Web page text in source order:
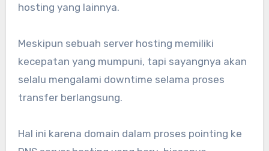
hosting yang lainnya.
Meskipun sebuah server hosting memiliki
kecepatan yang mumpuni, tapi sayangnya akan
selalu mengalami downtime selama proses
transfer berlangsung.
Hal ini karena domain dalam proses pointing ke